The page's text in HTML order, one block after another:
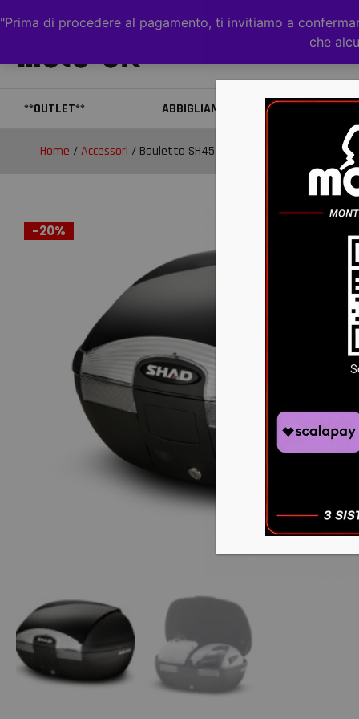
"Prima di procedere al pagamento, ti invitiamo a
che
**OUTLET** ABBIGLIAMENTO
Home /Accessori / Bauletto SH45
-20%